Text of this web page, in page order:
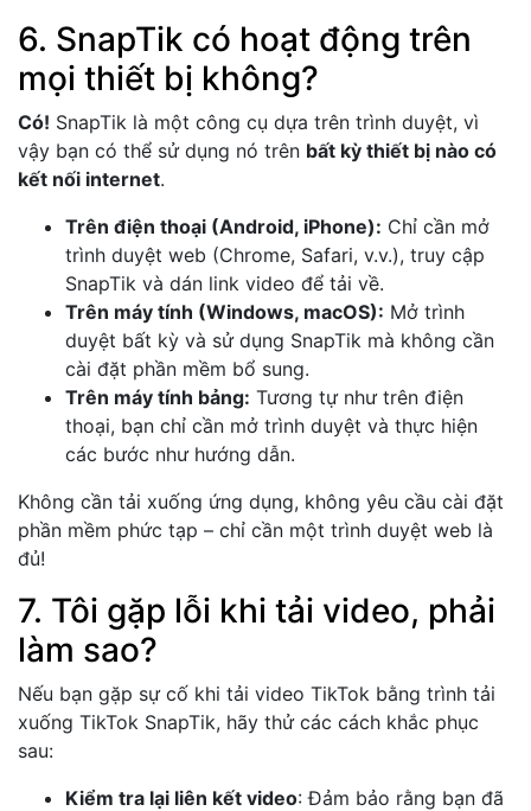
6. SnapTik có hoạt động trên
mọi thiết bị không?
Có! SnapTik là một công cụ dựa trên trình duyệt, vì
vậy bạn có thể sử dụng nó trên bất kỳ thiết bị nào có
kết nối internet.
Trên điện thoại (Android, iPhone): Chỉ cần mở
trình duyệt web (Chrome, Safari, v.v.), truy cập
SnapTik và dán link video để tải về.
Trên máy tính (Windows, macOS): Mở trình
duyệt bất kỳ và sử dụng SnapTik mà không cần
cài đặt phần mềm bổ sung.
Trên máy tính bảng: Tương tự như trên điện
thoại, bạn chỉ cần mở trình duyệt và thực hiện
các bước như hướng dẫn.
Không cần tải xuống ứng dụng, không yêu cầu cài đặt
phần mềm phức tạp – chỉ cần một trình duyệt web là
đủ!
7. Tôi gặp lỗi khi tải video, phải
làm sao?
Nếu bạn gặp sự cố khi tải video TikTok bằng trình tải
xuống TikTok SnapTik, hãy thử các cách khắc phục
sau:
Kiểm tra lại liên kết video: Đảm bảo rằng bạn đã